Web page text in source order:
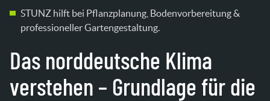
STUNZ hilft bei Pflanzplanung, Bodenvorbereitung &
professioneller Gartengestaltung.
Das norddeutsche Klima
verstehen – Grundlage für die